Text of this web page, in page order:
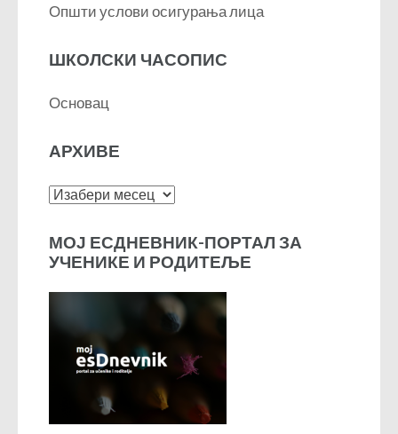
Општи услови осигурања лица
ШКОЛСКИ ЧАСОПИС
Основац
АРХИВЕ
Архиве
МОЈ ЕСДНЕВНИК-ПОРТАЛ ЗА
УЧЕНИКЕ И РОДИТЕЉЕ